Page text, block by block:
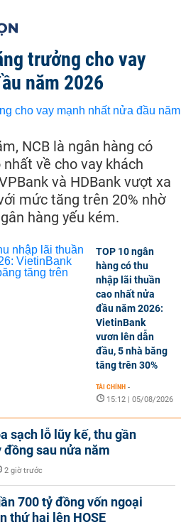
trưởng cho vay
năm 2026
NCB là ngân hàng có
về cho vay khách
và HDBank vượt xa
mức tăng trên 20% nhờ
hàng yếu kém.
TOP 10 ngân
hàng có thu
nhập lãi thuần
cao nhất nửa
đầu năm 2026:
VietinBank
vươn lên dẫn
đầu, 5 nhà băng
tăng trên 30%
TÀI CHÍNH -
15:12 | 05/08/2026
sạch lỗ lũy kế, thu gần
đồng sau nửa năm
2 giờ trước
700 tỷ đồng vốn ngoại
thứ hai lên HOSE